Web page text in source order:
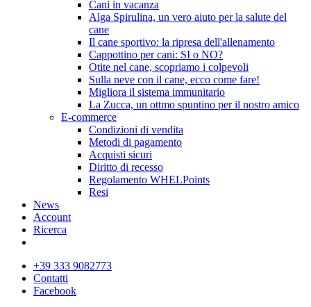
Cani in vacanza
Alga Spirulina, un vero aiuto per la salute del
cane
Il cane sportivo: la ripresa dell'allenamento
Cappottino per cani: SI o NO?
Otite nel cane, scopriamo i colpevoli
Sulla neve con il cane, ecco come fare!
Migliora il sistema immunitario
La Zucca, un ottmo spuntino per il nostro amico
E-commerce
Condizioni di vendita
Metodi di pagamento
Acquisti sicuri
Diritto di recesso
Regolamento WHELPoints
Resi
News
Account
Ricerca
+39 333 9082773
Contatti
Facebook